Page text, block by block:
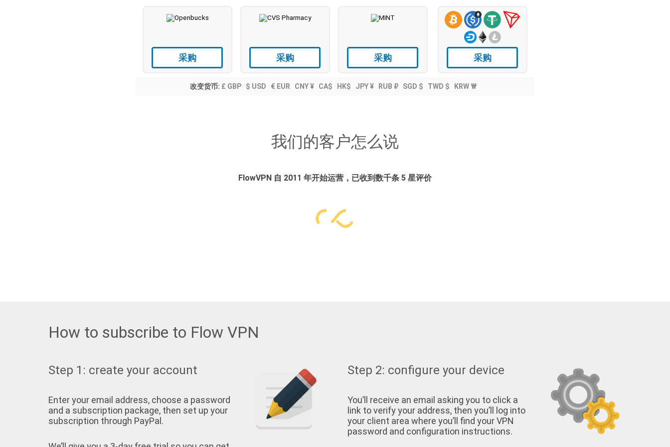
采购 采购 采购 采购
改变货币: £ GBP $ USD € EUR CNY ¥ CA$ HK$ JPY ¥ RUB ₽ SGD $ TWD $ KRW ₩
我们的客户怎么说
FlowVPN 自 2011 年开始运营，已收到数千条 5 星评价
How to subscribe to Flow VPN
Step 1: create your account
Enter your email address, choose a password
and a subscription package, then set up your
subscription through PayPal.
Step 2: configure your device
You’ll receive an email asking you to click a
link to verify your address, then you’ll log into
your client area where you’ll find your VPN
password and configuration instructions.